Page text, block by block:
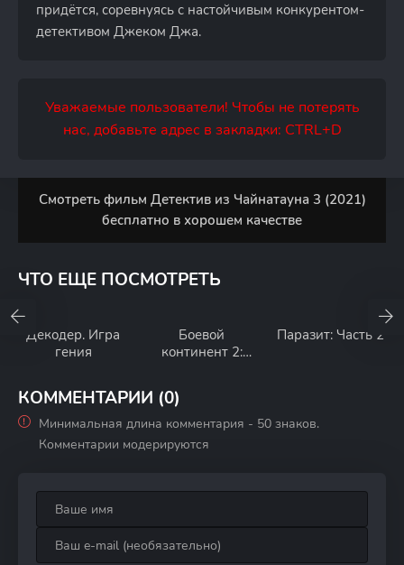
придётся, соревнуясь с настойчивым конкурентом-
детективом Джеком Джа.
Уважаемые пользователи! Чтобы не потерять
нас, добавьте адрес в закладки: CTRL+D
Смотреть фильм Детектив из Чайнатауна 3 (2021)
бесплатно в хорошем качестве
ЧТО ЕЩЕ ПОСМОТРЕТЬ
Декодер. Игра
гения
Боевой
континент 2:
ый клан Тан
Паразит: Часть 2
КОММЕНТАРИИ (0)
Минимальная длина комментария - 50 знаков.
Комментарии модерируются